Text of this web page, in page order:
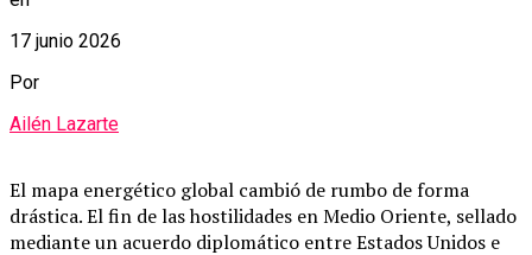
17 junio 2026
Por
Ailén Lazarte
El mapa energético global cambió de rumbo de forma
drástica. El fin de las hostilidades en Medio Oriente, sellado
mediante un acuerdo diplomático entre Estados Unidos e